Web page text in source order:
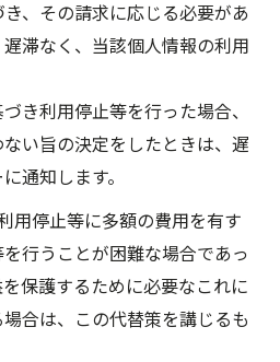
、その請求に応じる必要があ
滞なく、当該個人情報の利用
き利用停止等を行った場合、
い旨の決定をしたときは、遅
通知します。
用停止等に多額の費用を有す
行うことが困難な場合であっ
保護するために必要なこれに
合は、この代替策を講じるも